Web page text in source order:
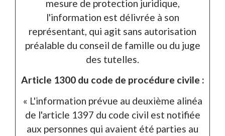
mesure de protection juridique,
l'information est délivrée à son
représentant, qui agit sans autorisation
préalable du conseil de famille ou du juge
des tutelles.
Article 1300 du code de procédure civile :
« L'information prévue au deuxième alinéa
de l'article 1397 du code civil est notifiée
aux personnes qui avaient été parties au